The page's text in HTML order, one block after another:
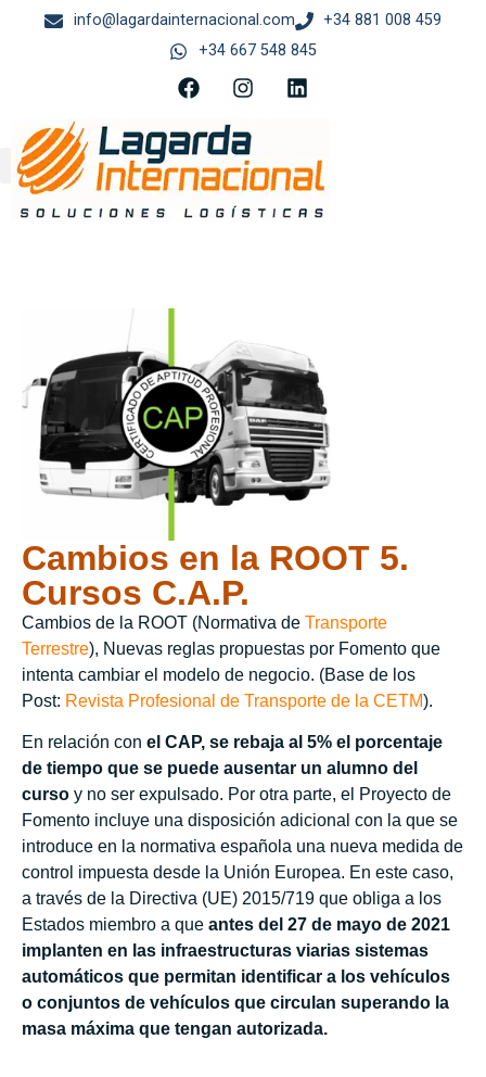
contenidoinfo@lagardainternacional.com
+34 881 008 459
+34 667 548 845
Cambios en la ROOT 5.
Cursos C.A.P.
Cambios de la ROOT (Normativa de Transporte
Terrestre), Nuevas reglas propuestas por Fomento que
intenta cambiar el modelo de negocio. (Base de los
Post: Revista Profesional de Transporte de la CETM).
En relación con el CAP, se rebaja al 5% el porcentaje
de tiempo que se puede ausentar un alumno del
curso y no ser expulsado. Por otra parte, el Proyecto de
Fomento incluye una disposición adicional con la que se
introduce en la normativa española una nueva medida de
control impuesta desde la Unión Europea. En este caso,
a través de la Directiva (UE) 2015/719 que obliga a los
Estados miembro a que antes del 27 de mayo de 2021
implanten en las infraestructuras viarias sistemas
automáticos que permitan identificar a los vehículos
o conjuntos de vehículos que circulan superando la
masa máxima que tengan autorizada.